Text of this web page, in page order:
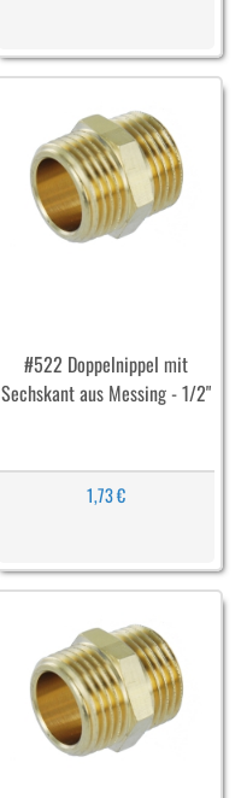
#522 Doppelnippel mit
Sechskant aus Messing - 1/2"
1,73 €